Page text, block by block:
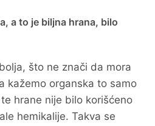
a to je biljna hrana, bilo
što ne znači da mora
kažemo organska to samo
hrane nije bilo korišćeno
hemikalije. Takva se